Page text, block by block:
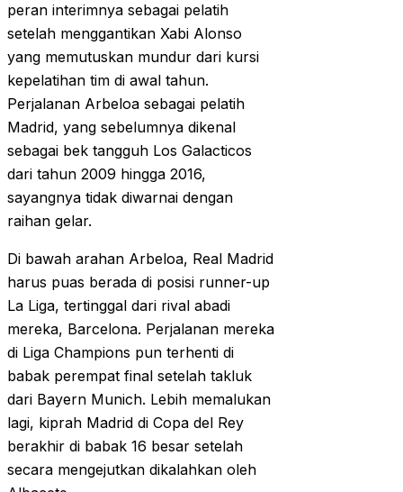
peran interimnya sebagai pelatih
setelah menggantikan Xabi Alonso
yang memutuskan mundur dari kursi
kepelatihan tim di awal tahun.
Perjalanan Arbeloa sebagai pelatih
Madrid, yang sebelumnya dikenal
sebagai bek tangguh Los Galacticos
dari tahun 2009 hingga 2016,
sayangnya tidak diwarnai dengan
raihan gelar.
Di bawah arahan Arbeloa, Real Madrid
harus puas berada di posisi runner-up
La Liga, tertinggal dari rival abadi
mereka, Barcelona. Perjalanan mereka
di Liga Champions pun terhenti di
babak perempat final setelah takluk
dari Bayern Munich. Lebih memalukan
lagi, kiprah Madrid di Copa del Rey
berakhir di babak 16 besar setelah
secara mengejutkan dikalahkan oleh